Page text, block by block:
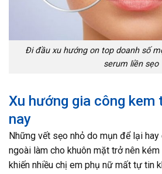
Đi đầu xu hướng on top doanh số
serum liền sẹo
Xu hướng gia công kem
nay
Những vết sẹo nhỏ do mụn để lại
ngoài làm cho khuôn mặt trở nên
khiến nhiều chị em phụ nữ mất tự tin